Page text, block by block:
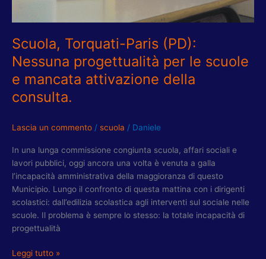
Scuola, Torquati-Paris (PD):
Nessuna progettualità per le scuole
e mancata attivazione della
consulta.
Lascia un commento / scuola / Daniele
In una lunga commissione congiunta scuola, affari sociali e
lavori pubblici, oggi ancora una volta è venuta a galla
l’incapacità amministrativa della maggioranza di questo
Municipio. Lungo il confronto di questa mattina con i dirigenti
scolastici: dall’edilizia scolastica agli interventi sul sociale nelle
scuole. Il problema è sempre lo stesso: la totale incapacità di
progettualità
consulta.
Leggi tutto »